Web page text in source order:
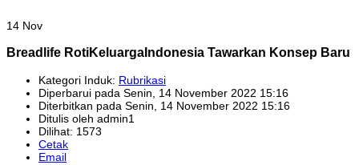
14 Nov
Breadlife RotiKeluargaIndonesia Tawarkan Konsep Baru
Kategori Induk: Rubrikasi
Diperbarui pada Senin, 14 November 2022 15:16
Diterbitkan pada Senin, 14 November 2022 15:16
Ditulis oleh admin1
Dilihat: 1573
Cetak
Email